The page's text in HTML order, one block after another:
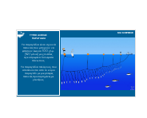
ΤΥΠΟΙ ΑΛΙΕΙΑΣ
ΠΑΡΑΓΑΔΙΑ
Τα παραγάδια είναι σχοινιά
πετονιάς που μπορούν να
φτάσουν έως και 100 χλμ.
(62,1 μίλια) με χιλιάδες
αγκιστρωμένα δολώματα
πάνω τους.
Τα παραγάδια πελάγους, που
αποτελούνται από το κύριο
παραγάδι με μικρότερες
πετονιές προσαρτημένες με
γάντζους.